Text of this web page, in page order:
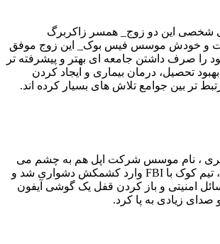
شخصی این دو زوج_ همسر زاکربرگ
و خودش موسس فیس بوک_ این زوج موفق
را صرف داشتن جامعه ای بهتر و پیشرفته تر
تحصیل، درمان بیماری و ایجاد کردن
تر بین جوامع تلاش های بسیار کرده اند.
این لیست ۱۰۰ نفری ، نام موسس شرکت اپل هم به چشم می
خورد. در سال ۲۰۱۶، تیم کوک با FBI وارد کشمکش دشواری شد و
امنیتی و باز کردن قفل یک گوشی آیفون